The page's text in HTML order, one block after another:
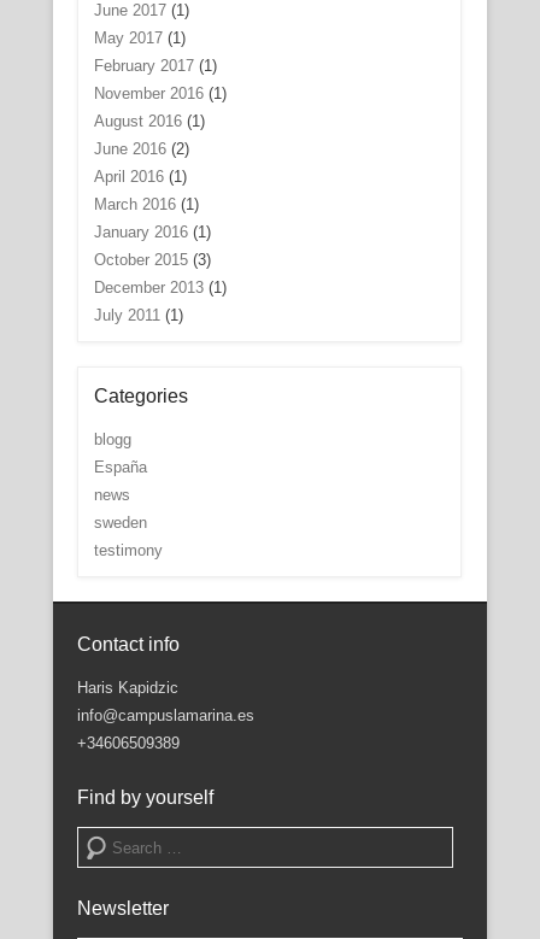
June 2017(1)
May 2017(1)
February 2017(1)
November 2016(1)
August 2016(1)
June 2016(2)
April 2016(1)
March 2016(1)
January 2016(1)
October 2015(3)
December 2013(1)
July 2011(1)
Categories
blogg
España
news
sweden
testimony
Contact info
Haris Kapidzic
info@campuslamarina.es
+34606509389
Find by yourself
Search
Newsletter